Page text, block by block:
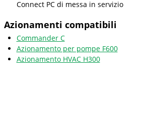
Connect PC di messa in servizio
Azionamenti compatibili
Commander C
Azionamento per pompe F600
Azionamento HVAC H300